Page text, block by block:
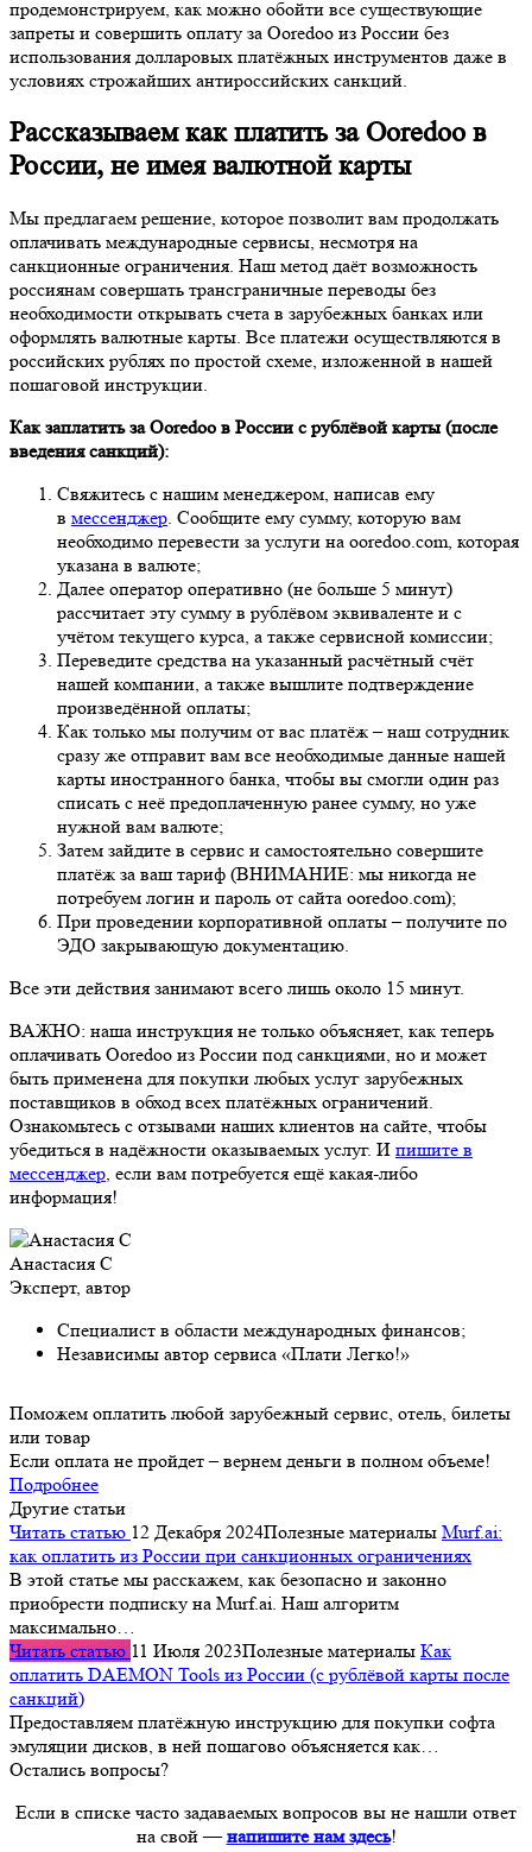
продемонстрируем, как можно обойти все существующие
запреты и совершить оплату за Ooredoo из России без
использования долларовых платёжных инструментов даже в
условиях строжайших антироссийских санкций.
Рассказываем как платить за Ooredoo в
России, не имея валютной карты
Мы предлагаем решение, которое позволит вам продолжать
оплачивать международные сервисы, несмотря на
санкционные ограничения. Наш метод даёт возможность
россиянам совершать трансграничные переводы без
необходимости открывать счета в зарубежных банках или
оформлять валютные карты. Все платежи осуществляются в
российских рублях по простой схеме, изложенной в нашей
пошаговой инструкции.
Как заплатить за Ooredoo в России с рублёвой карты (после
введения санкций):
Свяжитесь с нашим менеджером, написав ему
в мессенджер. Сообщите ему сумму, которую вам
необходимо перевести за услуги на ooredoo.com, которая
указана в валюте;
Далее оператор оперативно (не больше 5 минут)
рассчитает эту сумму в рублёвом эквиваленте и с
учётом текущего курса, а также сервисной комиссии;
Переведите средства на указанный расчётный счёт
нашей компании, а также вышлите подтверждение
произведённой оплаты;
Как только мы получим от вас платёж – наш сотрудник
сразу же отправит вам все необходимые данные нашей
карты иностранного банка, чтобы вы смогли один раз
списать с неё предоплаченную ранее сумму, но уже
нужной вам валюте;
Затем зайдите в сервис и самостоятельно совершите
платёж за ваш тариф (ВНИМАНИЕ: мы никогда не
потребуем логин и пароль от сайта ooredoo.com);
При проведении корпоративной оплаты – получите по
ЭДО закрывающую документацию.
Все эти действия занимают всего лишь около 15 минут.
ВАЖНО: наша инструкция не только объясняет, как теперь
оплачивать Ooredoo из России под санкциями, но и может
быть применена для покупки любых услуг зарубежных
поставщиков в обход всех платёжных ограничений.
Ознакомьтесь с отзывами наших клиентов на сайте, чтобы
убедиться в надёжности оказываемых услуг. И пишите в
мессенджер, если вам потребуется ещё какая-либо
информация!
Анастасия С
Эксперт, автор
Специалист в области международных финансов;
Независимы автор сервиса «Плати Легко!»
Поможем оплатить любой зарубежный сервис, отель, билеты
или товар
Если оплата не пройдет – вернем деньги в полном объеме!
Подробнее
Другие статьи
Читать статью 12 Декабря 2024Полезные материалы Murf.ai:
как оплатить из России при санкционных ограничениях
В этой статье мы расскажем, как безопасно и законно
приобрести подписку на Murf.ai. Наш алгоритм
максимально…
Читать статью 11 Июля 2023Полезные материалы Как
оплатить DAEMON Tools из России (с рублёвой карты после
санкций)
Предоставляем платёжную инструкцию для покупки софта
эмуляции дисков, в ней пошагово объясняется как…
Остались вопросы?
Если в списке часто задаваемых вопросов вы не нашли ответ
на свой —напишите нам здесь!